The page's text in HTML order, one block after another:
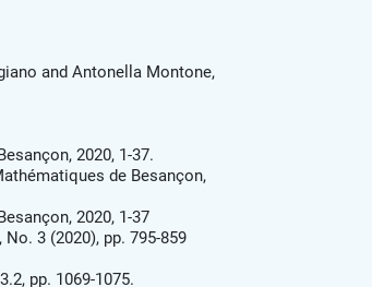
and Antonella Montone,
2020, 1-37.
de Besançon,
2020, 1-37
3 (2020), pp. 795-859
pp. 1069-1075.